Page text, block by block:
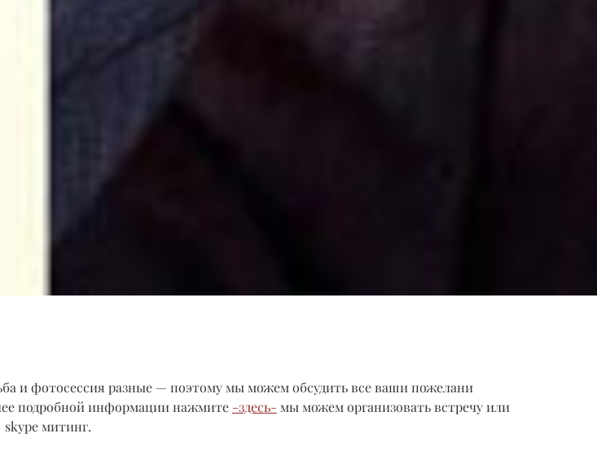
и фотосессия разные — поэтому мы можем обсудить все ваши пожелани
подробной информации нажмите -здесь- мы можем организовать встречу или
skype митинг.